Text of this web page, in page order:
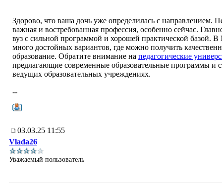
Здорово, что ваша дочь уже определилась с направлением.
важная и востребованная профессия, особенно сейчас.
вуз с сильной программой и хорошей практической базой. В
много достойных вариантов, где можно получить
образование. Обратите внимание на педагогические
предлагающие современные образовательные программы и
ведущих образовательных учреждениях.
--
03.03.25 11:55
Vlada26
Уважаемый пользователь